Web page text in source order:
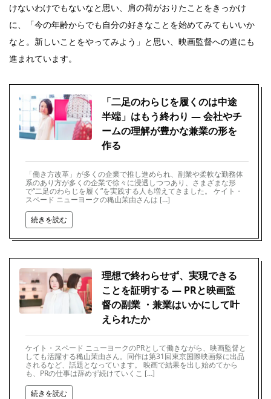
けないわけでもないなと思い、肩の荷がおりたことをきっかけ
に、「今の年齢からでも自分の好きなことを始めてみてもいいか
なと。新しいことをやってみよう」と思い、映画監督への道にも
進まれています。
「二足のわらじを履くのは中途
半端」はもう終わり ― 会社やチ
ームの理解が豊かな兼業の形を
作る
「働き方改革」が多くの企業で推し進められ、副業や柔軟な勤務体
系のあり方が多くの企業で徐々に浸透しつつあり、さまざまな形
で“二足のわらじを履く”を実践する人も増えてきました。 ケイト・
スペード ニューヨークの穐山茉由さんは […]
続きを読む
理想で終わらせず、実現できる
ことを証明する ― PRと映画監
督の副業 ・兼業はいかにして叶
えられたか
ケイト・スペード ニューヨークのPRとして働きながら、映画監督と
しても活躍する穐山茉由さん。同作は第31回東京国際映画祭に出品
されるなど、話題となっています。 映画で結果を出し始めてから
も、PRの仕事は辞めず続けていくこ […]
続きを読む